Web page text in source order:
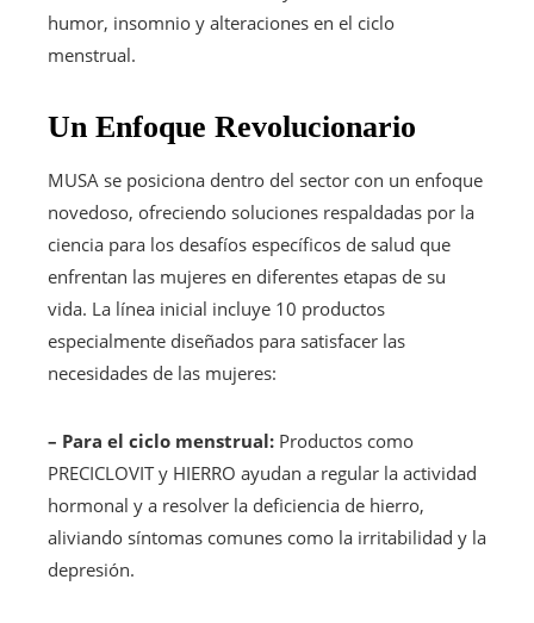
humor, insomnio y alteraciones en el ciclo
menstrual.
Un Enfoque Revolucionario
MUSA se posiciona dentro del sector con un enfoque
novedoso, ofreciendo soluciones respaldadas por la
ciencia para los desafíos específicos de salud que
enfrentan las mujeres en diferentes etapas de su
vida. La línea inicial incluye 10 productos
especialmente diseñados para satisfacer las
necesidades de las mujeres:
– Para el ciclo menstrual: Productos como
PRECICLOVIT y HIERRO ayudan a regular la actividad
hormonal y a resolver la deficiencia de hierro,
aliviando síntomas comunes como la irritabilidad y la
depresión.